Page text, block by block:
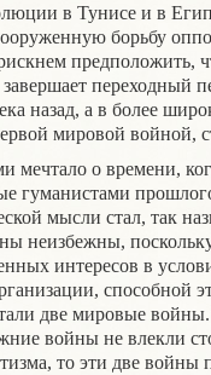
в Тунисе и в
борьбу
предположить,
переходный
назад, а в более
мировой войной,
мечтало о времени,
гуманистами
мысли стал, так
неизбежны,
интересов в
способной
две мировые
войны не влекли
то эти две войны